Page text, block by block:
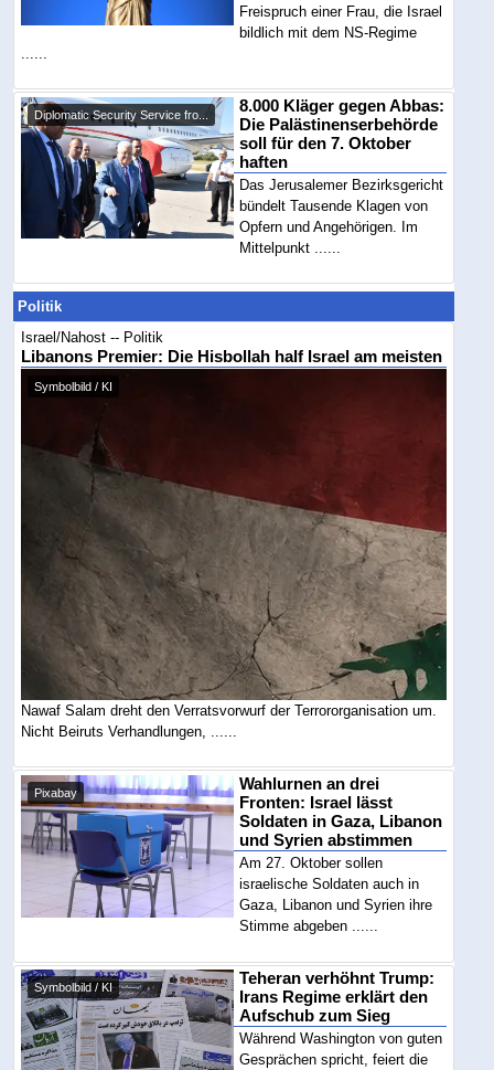
Freispruch einer Frau, die Israel
bildlich mit dem NS-Regime
Diplomatic Security Service fro...
8.000 Kläger gegen Abbas:
Die Palästinenserbehörde
soll für den 7. Oktober
haften
Das Jerusalemer Bezirksgericht
bündelt Tausende Klagen von
Opfern und Angehörigen. Im
Mittelpunkt ......
Politik
Israel/Nahost -- Politik
Libanons Premier: Die Hisbollah half Israel am meisten
Symbolbild / KI
Nawaf Salam dreht den Verratsvorwurf der Terrororganisation um.
Nicht Beiruts Verhandlungen, ......
Pixabay
Wahlurnen an drei
Fronten: Israel lässt
Soldaten in Gaza, Libanon
und Syrien abstimmen
Am 27. Oktober sollen
israelische Soldaten auch in
Gaza, Libanon und Syrien ihre
Stimme abgeben ......
Symbolbild / KI
Teheran verhöhnt Trump:
Irans Regime erklärt den
Aufschub zum Sieg
Während Washington von guten
Gesprächen spricht, feiert die